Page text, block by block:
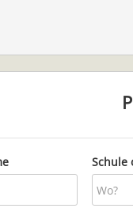
Schule